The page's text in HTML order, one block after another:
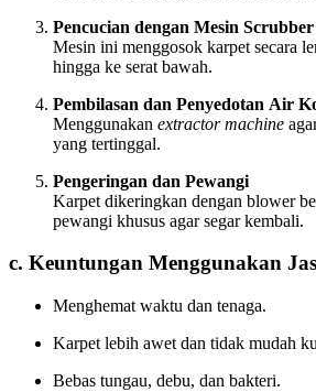
Pencucian dengan Mesin Scrubber
Mesin ini menggosok karpet secara
hingga ke serat bawah.
Pembilasan dan Penyedotan Air
Menggunakan extractor machine
yang tertinggal.
Pengeringan dan Pewangi
Karpet dikeringkan dengan blower
pewangi khusus agar segar kembali.
c. Keuntungan Menggunakan
Menghemat waktu dan tenaga.
Karpet lebih awet dan tidak mudah
Bebas tungau, debu, dan bakteri.